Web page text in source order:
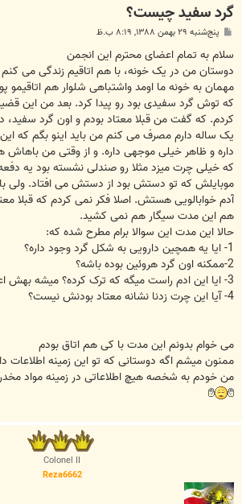
گرد سفید چیست؟
س
ت
پنج‌شنبه ۲۹ بهمن ۱۳۸۸, ۸:۱۹ ب.ظ
سلام به تمام اعضای محترم این انجمن
دوستان من در یک خونه، با هم اتاقیم زندگی می
مهمان به خونه ما اومد واشتباهی شلوار هم
که توش گرد سفیدی بود رو پیدا کرد. بعد من این
کردم. که گفت من قبلا معتاد بودم و اون گرد سفید،
یک ساله دارم مصرف می کنم من باید اینو بگم که
داره و ظاهر خیلی موجهی داره. و از وقتی من
که خیلی چرت میزد مثلا رو صندلی نشسته بود یه
موبایلش که تو دستش بود از دستش می افتاد. ولی
آدم خوابالویی هستش. اصلا فکر نمی کردم که قبلا
هم این مدت سیگار هم نمی کشید.
حالا این مدت این سوالا برام مطرح شده که:
1- ایا یه همچین دارویی به شکل گرد وجود داره؟
2-ممکنه اون گرد هروئین بوده باشه؟
3- ایا این ادم راست میگه که ترک کرده؟ میشه بهش اعتماد کرد؟
4- آیا این چرت زدنا نشانه معتاد بودنش نیست؟
می خوام بدونم این مدت با کی هم اتاق بودم
ممنون میشم اگه دوستانی که تو این زمینه اطلاعات
من خودم به شخصه هیچ اطلاعاتی در زمینه مواد مخدر
Colonel II
Reza6662